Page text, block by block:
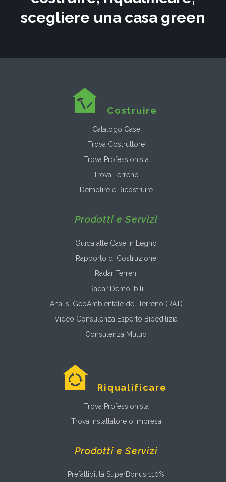
scegliere una casa green
Costruire
Catalogo Case
Trova Costruttore
Trova Professionista
Trova Terreno
Demolire e Ricostruire
Prodotti e Servizi
Guida alle Case in Legno
Rapporto di Costruzione
Radar Terreni
Radar Demolibili
Analisi GeoAmbientale del Terreno (RAT)
Video Consulenza Esperto Bioedilizia
Consulenza Mutuo
Riqualificare
Trova Professionista
Trova Installatore o Impresa
Prodotti e Servizi
Prefattibilità SuperBonus 110%